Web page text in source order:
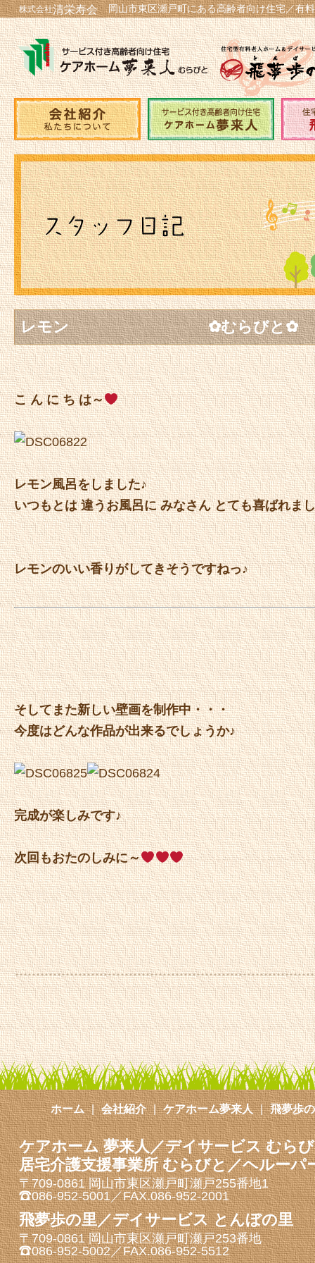
株式会社清栄寿会 岡山市東区瀬戸町にある高齢者向け住宅／有
レモン ✿むらびと✿
こ ん に ち は～
レモン風呂をしました♪
いつもとは 違うお風呂に みなさん とても喜ばれま
レモンのいい香りがしてきそうですねっ♪
そしてまた新しい壁画を制作中・・・
今度はどんな作品が出来るでしょうか♪
完成が楽しみです♪
次回もおたのしみに～
ホーム 会社紹介 ケアホーム夢来人 飛夢歩
ケアホーム 夢来人／デイサービス むら
居宅介護支援事業所 むらびと／ヘルー
〒709-0861 岡山市東区瀬戸町瀬戸255番地1
086-952-5001／FAX.086-952-2001
飛夢歩の里／デイサービス とんぼの里
〒709-0861 岡山市東区瀬戸町瀬戸253番地
086-952-5002／FAX.086-952-5512